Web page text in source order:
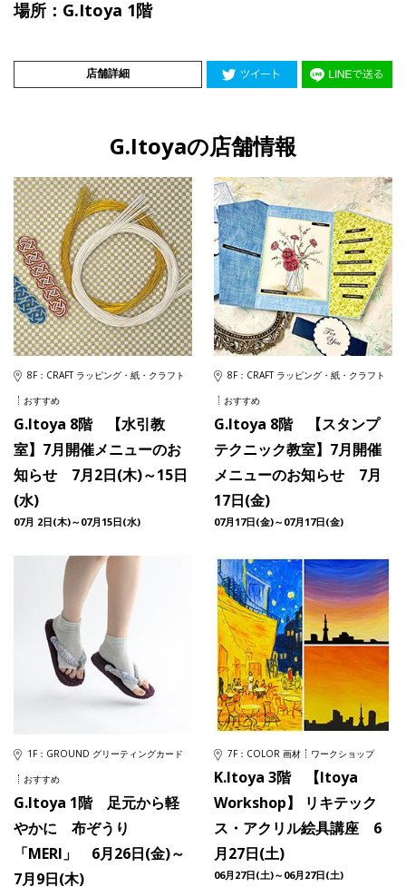
場所：G.Itoya 1階
店舗詳細
G.Itoyaの店舗情報
8F：CRAFT ラッピング・紙・クラフト
おすすめ
G.Itoya 8階 【水引教
室】7月開催メニューのお
知らせ 7月2日(木)～15日
(水)
07月 2日(木)～07月15日(水)
8F：CRAFT ラッピング・紙・クラフト
おすすめ
G.Itoya 8階 【スタンプ
テクニック教室】7月開催
メニューのお知らせ 7月
17日(金)
07月17日(金)～07月17日(金)
1F：GROUND グリーティングカード
おすすめ
G.Itoya 1階 足元から軽
やかに 布ぞうり
「MERI」 6月26日(金)～
7月9日(木)
7F：COLOR 画材 ワークショップ
K.Itoya 3階 【Itoya
Workshop】 リキテック
ス・アクリル絵具講座 6
月27日(土)
06月27日(土)～06月27日(土)